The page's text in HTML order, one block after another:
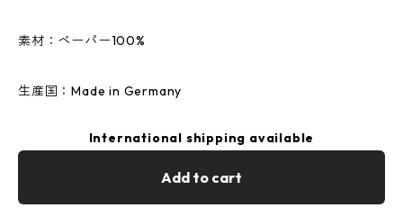
素材：ペーパー100%
生産国：Made in Germany
International shipping available
Add to cart